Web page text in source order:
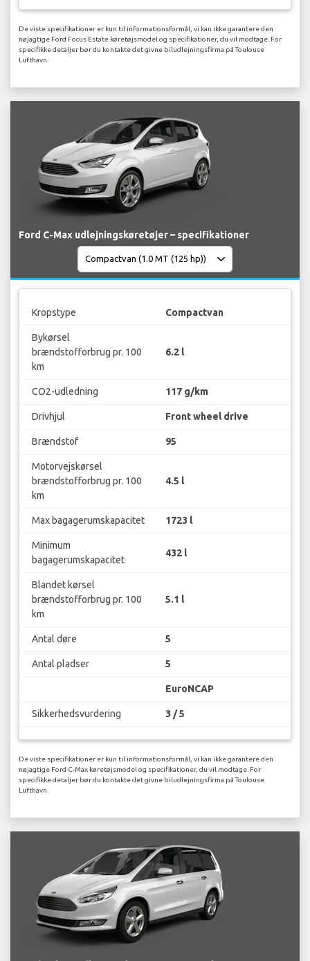
De viste specifikationer er kun til informationsformål, vi kan ikke garantere den
nøjagtige Ford Focus Estate køretøjsmodel og specifikationer, du vil modtage. For
specifikke detaljer bør du kontakte det givne biludlejningsfirma på Toulouse
Lufthavn.
Ford C-Max udlejningskøretøjer – specifikationer
Kropstype Compactvan
Bykørsel
brændstofforbrug pr. 100
km
6.2 l
CO2-udledning 117 g/km
Drivhjul Front wheel drive
Brændstof 95
Motorvejskørsel
brændstofforbrug pr. 100
km
4.5 l
Max bagagerumskapacitet 1723 l
Minimum
bagagerumskapacitet
432 l
Blandet kørsel
brændstofforbrug pr. 100
km
5.1 l
Antal døre 5
Antal pladser 5
EuroNCAP
Sikkerhedsvurdering 3 / 5
De viste specifikationer er kun til informationsformål, vi kan ikke garantere den
nøjagtige Ford C-Max køretøjsmodel og specifikationer, du vil modtage. For
specifikke detaljer bør du kontakte det givne biludlejningsfirma på Toulouse
Lufthavn.